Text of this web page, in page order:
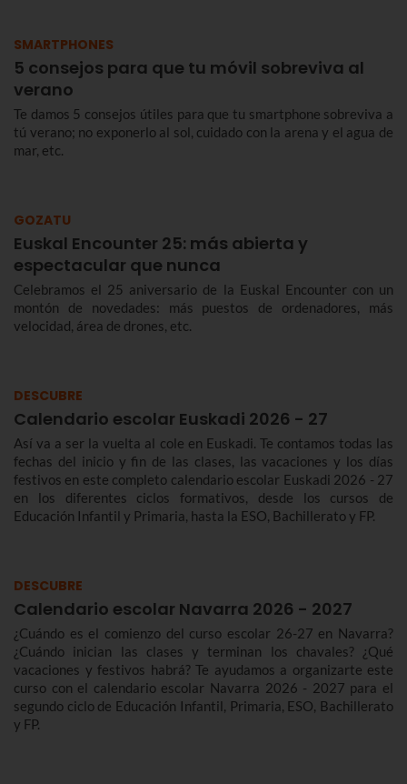
SMARTPHONES
5 consejos para que tu móvil sobreviva al
verano
Te damos 5 consejos útiles para que tu smartphone sobreviva a
tú verano; no exponerlo al sol, cuidado con la arena y el agua de
mar, etc.
GOZATU
Euskal Encounter 25: más abierta y
espectacular que nunca
Celebramos el 25 aniversario de la Euskal Encounter con un
montón de novedades: más puestos de ordenadores, más
velocidad, área de drones, etc.
DESCUBRE
Calendario escolar Euskadi 2026 - 27
Así va a ser la vuelta al cole en Euskadi. Te contamos todas las
fechas del inicio y fin de las clases, las vacaciones y los días
festivos en este completo calendario escolar Euskadi 2026 - 27
en los diferentes ciclos formativos, desde los cursos de
Educación Infantil y Primaria, hasta la ESO, Bachillerato y FP.
DESCUBRE
Calendario escolar Navarra 2026 - 2027
¿Cuándo es el comienzo del curso escolar 26-27 en Navarra?
¿Cuándo inician las clases y terminan los chavales? ¿Qué
vacaciones y festivos habrá? Te ayudamos a organizarte este
curso con el calendario escolar Navarra 2026 - 2027 para el
segundo ciclo de Educación Infantil, Primaria, ESO, Bachillerato
y FP.